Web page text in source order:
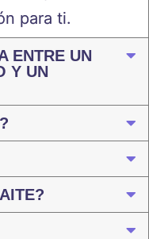
para ti.
ENTRE UN
Y UN